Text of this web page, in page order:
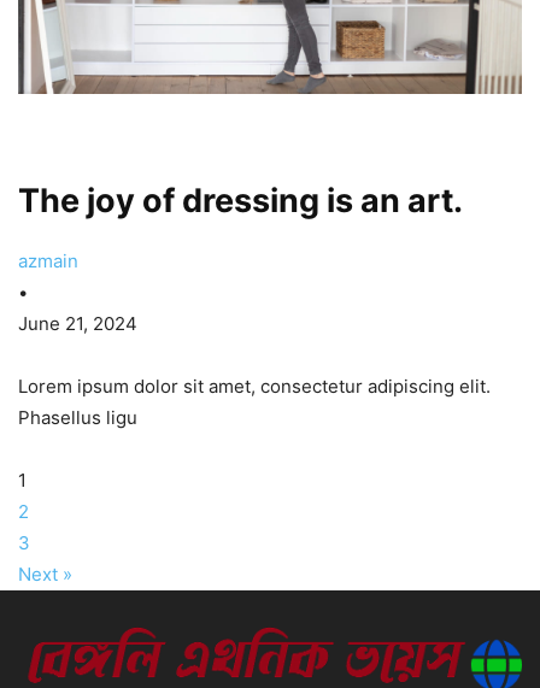
The joy of dressing is an art.
azmain
•
June 21, 2024
Lorem ipsum dolor sit amet, consectetur adipiscing elit.
Phasellus ligu
1
2
3
Next »